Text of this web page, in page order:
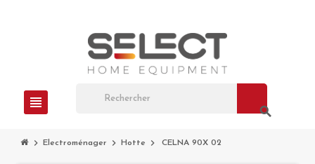
view_headline
search
chevron_right Electroménager chevron_right Hotte chevron_right CELNA 90X 02